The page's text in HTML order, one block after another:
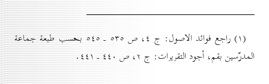
(۱) راجع فوائد الاصول: ج ٤، ص ٥۳٥ ـ ٥٤٥ بحسب طبعة جماعة
المدرّسين بقم، أجود التقريرات: ج ۲، ص ٤٤٠ ـ ٤٤۱.